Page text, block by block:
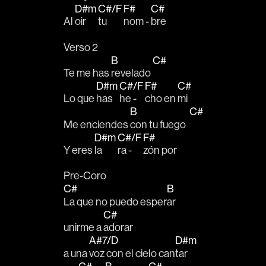
Al
D#m
oir
C#/F
tu
F#
nom -
C#
bre
Verso 2
Te me has
B
revelado
C#
Lo que
D#m
has
C#/F
he -
F#
cho en
C#
mi
Me enciendes
B
con tu fuego
C#
Y eres
D#m
la
C#/F
ra -
F#
zón por
Pre-Coro
C#
La que no puedo esper
B
ar
unirme a
C#
adorar
a una
A#7/D
voz con el cielo can
D#m
tar